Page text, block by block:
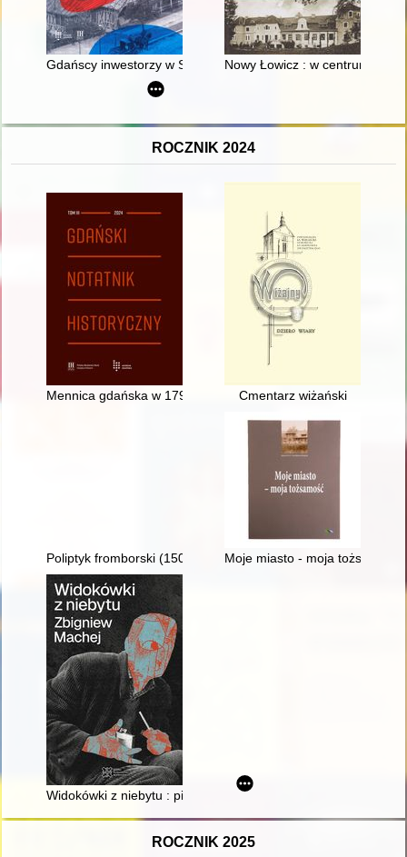
Gdańscy inwestorzy w Sopocie : prestiż finansowy i
Nowy Łowicz : w centrum
ROCZNIK 2024
Mennica gdańska w 1795 r Cmentarz wiżański
Poliptyk fromborski (1504 r.) : prace konserwatorskie 2019-
Moje miasto - moja tożsamość
Widokówki z niebytu : pięć esejów bardzo osobistych o
ROCZNIK 2025